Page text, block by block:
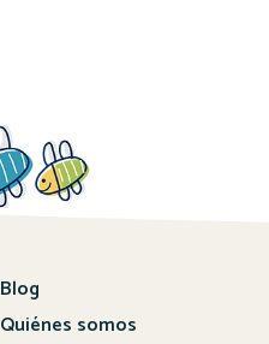
Blog
Quiénes somos